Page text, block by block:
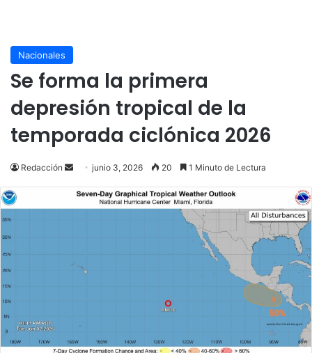
Nacionales
Se forma la primera
depresión tropical de la
temporada ciclónica 2026
Redacción
Sendjunio 3, 2026 20 1 Minuto de Lectura